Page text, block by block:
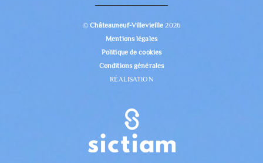
©Châteauneuf-Villevieille 2026
Mentions légales
Politique de cookies
Conditions générales
RÉALISATION